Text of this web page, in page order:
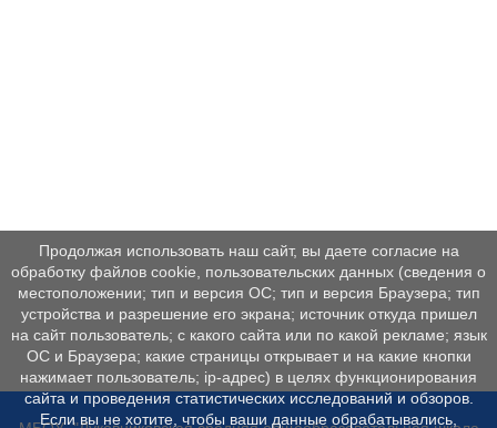
Продолжая использовать наш сайт, вы даете согласие на
обработку файлов cookie, пользовательских данных (сведения о
местоположении; тип и версия ОС; тип и версия Браузера; тип
устройства и разрешение его экрана; источник откуда пришел
на сайт пользователь; с какого сайта или по какой рекламе; язык
ОС и Браузера; какие страницы открывает и на какие кнопки
нажимает пользователь; ip-адрес) в целях функционирования
сайта и проведения статистических исследований и обзоров.
Если вы не хотите, чтобы ваши данные обрабатывались,